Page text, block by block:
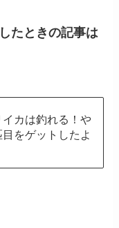
たときの記事は
カは釣れる！や
をゲットしたよ